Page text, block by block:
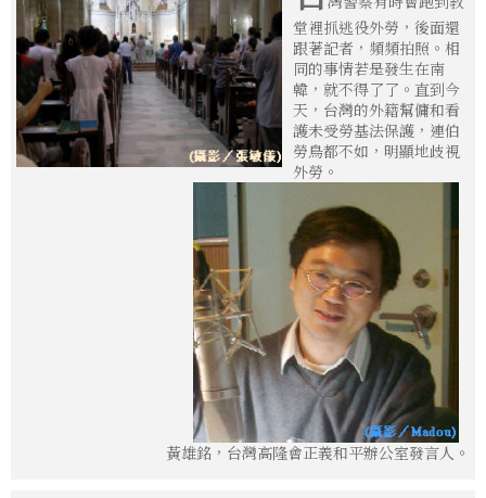
堂裡抓逃役外勞，後面還
跟著記者，頻頻拍照。相
同的事情若是發生在南
韓，就不得了了。直到今
天，台灣的外籍幫傭和看
護未受勞基法保護，連伯
勞鳥都不如，明顯地歧視
外勞。
黃雄銘，台灣高隆會正義和平辦公室發言人。